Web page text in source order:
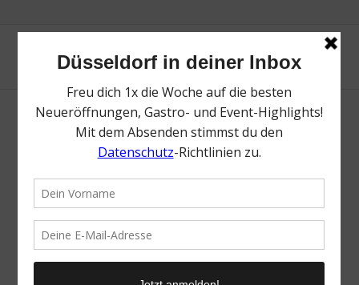
Schvarz Kaffee | Die besten Coffee Shops in